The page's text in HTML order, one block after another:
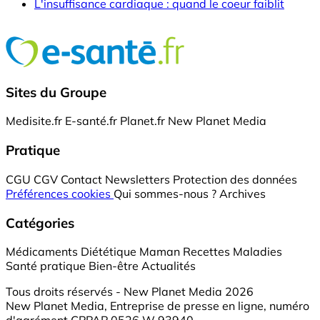
L'insuffisance cardiaque : quand le coeur faiblit
Sites du Groupe
Medisite.fr E-santé.fr Planet.fr New Planet Media
Pratique
CGU CGV Contact Newsletters Protection des données
Préférences cookies Qui sommes-nous ? Archives
Catégories
Médicaments Diététique Maman Recettes Maladies
Santé pratique Bien-être Actualités
Tous droits réservés - New Planet Media 2026
New Planet Media, Entreprise de presse en ligne, numéro